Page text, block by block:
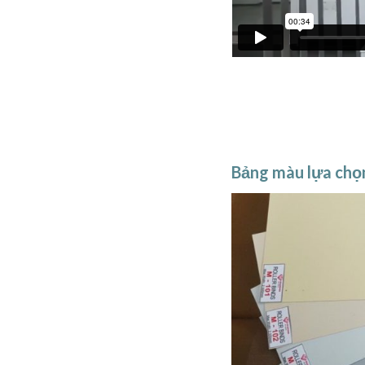
Bảng màu lựa